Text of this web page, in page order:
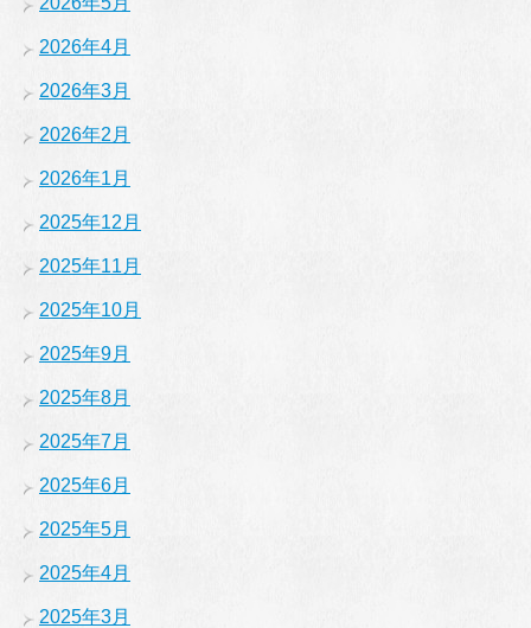
2026年4月
2026年3月
2026年2月
2026年1月
2025年12月
2025年11月
2025年10月
2025年9月
2025年8月
2025年7月
2025年6月
2025年5月
2025年4月
2025年3月